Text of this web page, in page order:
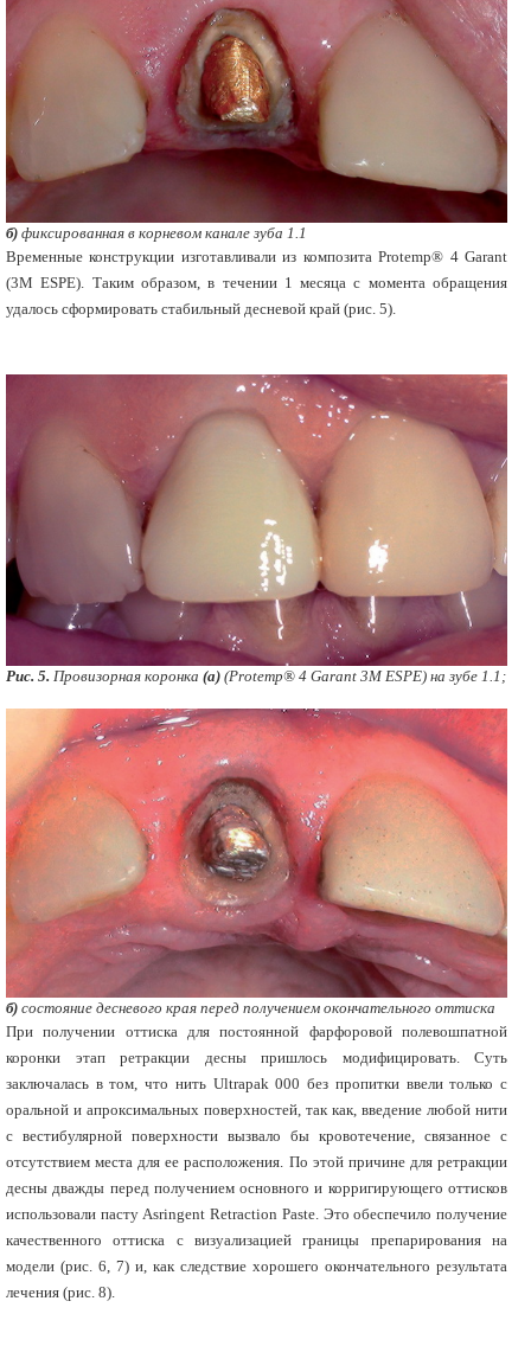
б) фиксированная в корневом канале зуба 1.1
Временные конструкции изготавливали из композита Protemp® 4 Garant
(3M ESPE). Таким образом, в течении 1 месяца с момента обращения
удалось сформировать стабильный десневой край (рис. 5).
Рис. 5. Провизорная коронка (а) (Protemp® 4 Garant 3M ESPE) на зубе 1.1;
б) состояние десневого края перед получением окончательного оттиска
При получении оттиска для постоянной фарфоровой полевошпатной
коронки этап ретракции десны пришлось модифицировать. Суть
заключалась в том, что нить Ultraрak 000 без пропитки ввели только с
оральной и апроксимальных поверхностей, так как, введение любой нити
с вестибулярной поверхности вызвало бы кровотечение, связанное с
отсутствием места для ее расположения. По этой причине для ретракции
десны дважды перед получением основного и корригирующего оттисков
использовали пасту Asringent Retraction Paste. Это обеспечило получение
качественного оттиска с визуализацией границы препарирования на
модели (рис. 6, 7) и, как следствие хорошего окончательного результата
лечения (рис. 8).